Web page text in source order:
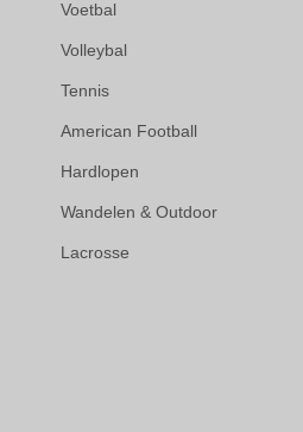
Voetbal
Volleybal
Tennis
American Football
Hardlopen
Wandelen & Outdoor
Lacrosse